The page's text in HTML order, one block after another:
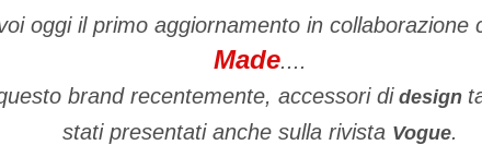
oggi il primo aggiornamento in collaborazione
Made....
brand recentemente, accessori didesign
stati presentati anche sulla rivista Vogue.